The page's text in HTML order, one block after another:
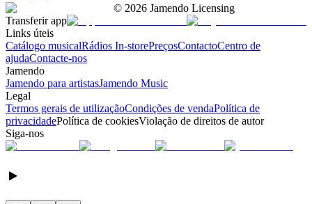
© 2026 Jamendo Licensing
Transferir app
Links úteis
Catálogo musicalRádios In-storePreçosContactoCentro de
ajudaContacte-nos
Jamendo
Jamendo para artistasJamendo Music
Legal
Termos gerais de utilizaçãoCondições de vendaPolítica de
privacidadePolítica de cookiesViolação de direitos de autor
Siga-nos